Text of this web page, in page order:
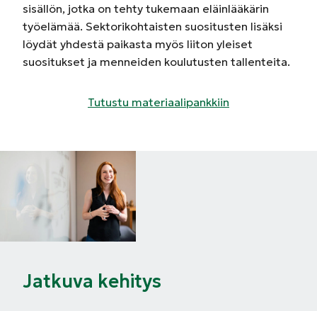
sisällön, jotka on tehty tukemaan eläinlääkärin
työelämää. Sektorikohtaisten suositusten lisäksi
löydät yhdestä paikasta myös liiton yleiset
suositukset ja menneiden koulutusten tallenteita.
Tutustu materiaalipankkiin
Jatkuva kehitys